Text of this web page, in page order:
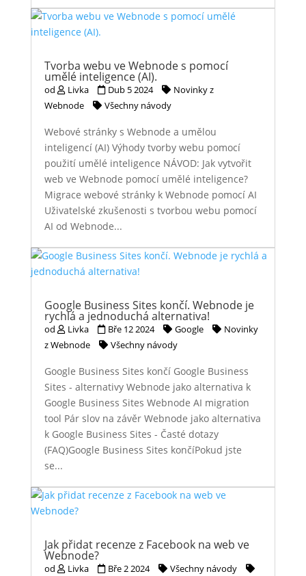
Tvorba webu ve Webnode s pomocí
umělé inteligence (AI).
od Livka Dub 5 2024
Novinky z
Webnode
Všechny návody
Webové stránky s Webnode a umělou
inteligencí (AI) Výhody tvorby webu pomocí
použití umělé inteligence NÁVOD: Jak vytvořit
web ve Webnode pomocí umělé inteligence?
Migrace webové stránky k Webnode pomocí AI
Uživatelské zkušenosti s tvorbou webu pomocí
AI od Webnode...
Google Business Sites končí. Webnode je
rychlá a jednoduchá alternativa!
od Livka Bře 12 2024 Google
Novinky
z Webnode
Všechny návody
Google Business Sites končí Google Business
Sites - alternativy Webnode jako alternativa k
Google Business Sites Webnode AI migration
tool Pár slov na závěr Webnode jako alternativa
k Google Business Sites - Časté dotazy
(FAQ)Google Business Sites končíPokud jste
se...
Jak přidat recenze z Facebook na web ve
Webnode?
od Livka Bře 2 2024 Všechny návody